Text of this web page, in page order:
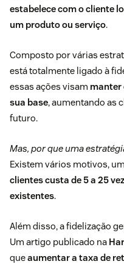
estabelece com o cliente
um produto ou serviço.
Composto por várias
está totalmente ligado à
essas ações visam manter
sua base, aumentando as
futuro.
Mas, por que uma
Existem vários motivos,
clientes custa de 5 a 25
existentes.
Além disso, a fidelização
Um artigo publicado na
queaumentar a taxa de